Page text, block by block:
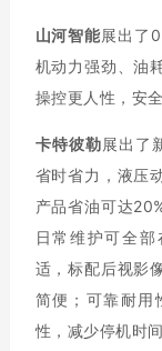
山河智能展出了
机动力强劲、油
操控更人性，安
卡特彼勒展出了
省时省力，液压
产品省油可达
日常维护可全
适，标配后视影
简便；可靠耐用
性，减少停机时间